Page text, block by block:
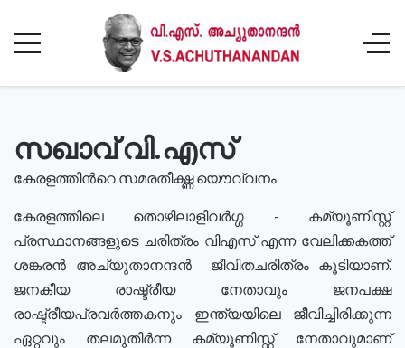
സഖാവ് വി.എസ്
കേരളത്തിൻറെ സമരതീക്ഷ്ണ യൌവ്വനം
കേരളത്തിലെ തൊഴിലാളിവർഗ്ഗ - കമ്യൂണിസ്റ്റ്
പ്രസ്ഥാനങ്ങളുടെ ചരിത്രം വിഎസ് എന്ന വേലിക്കകത്ത്
ശങ്കരൻ അച്യുതാനന്ദൻ ജീവിതചരിത്രം കൂടിയാണ്.
ജനകീയ രാഷ്ട്രീയ നേതാവും ജനപക്ഷ
രാഷ്ട്രീയപ്രവർത്തകനും ഇന്ത്യയിലെ ജീവിച്ചിരിക്കുന്ന
ഏറ്റവും തലമുതിർന്ന കമ്യൂണിസ്റ്റ് നേതാവുമാണ്